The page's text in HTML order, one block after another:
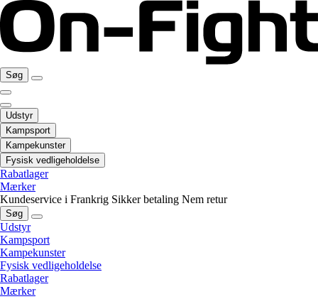
Søg
Udstyr
Kampsport
Kampekunster
Fysisk vedligeholdelse
Rabatlager
Mærker
Kundeservice i Frankrig Sikker betaling Nem retur
Søg
Udstyr
Kampsport
Kampekunster
Fysisk vedligeholdelse
Rabatlager
Mærker